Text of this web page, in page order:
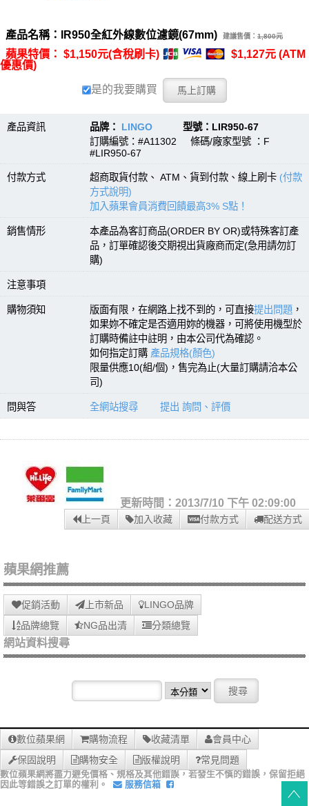
產品名稱：IR950全紅外線數位濾鏡(67mm) 建議售價： 1,800元
蘋果特價： $1,150元(含稅刷卡)
$1,127元 (ATM
優惠價)
是的我要購買
產品資訊 品牌： LINGO 型號：LIR950-67
訂購編號：#A11302 條碼/廠家型號 ：F
#LIR950-67
付款方式 超商取貨付款、 ATM、貨到付款、線上刷卡 (付款
方式說明)
加入蘋果會員消費回饋最高3% S點！
銷售情形
本產品為客訂商品(ORDER BY OR)或特殊客訂產
品，訂單確認後交期視出貨廠商而定(急用請勿訂
購)
注意事項
購物須知 版面有限，在網路上找不到的，可直接提出問題 ，
如果妳不確定是否適用妳的機器，可將使用機型於
訂購時備註中註明，由本公司代為確認。
如何指定訂購 產品規格(顏色)
限量供應10(組/個)，售完為止(大量訂購請洽本公
司)
問與答 全網站搜尋 提出 詢問、評價
更新時間：2013/7/10 下午 02:09:00
上一頁 加入收藏 付款方式 配送方式
蘋果網推薦
促銷活動 上市新品
LINGO品牌
品牌總覽
NG品出清 分類總覽
網站資料搜尋
數位蘋果網 購物流程 收藏清單
會員中心
保固說明
購物安全 版權說明 常見問題
數位蘋果網將盡力避免價格、規格及其他錯誤，若發生不慎的錯誤，保留拒絕
因此等錯誤之訂單的權利。
服務信箱